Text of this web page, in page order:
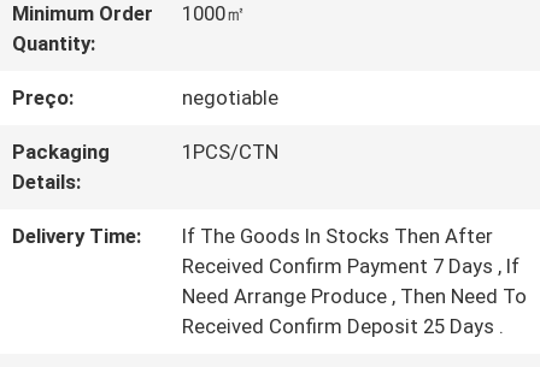
À
FÁBRICA
CONTROLE
DE
Minimum Order
Quantity:
1000㎡
Preço: negotiable
Packaging
Details:
1PCS/CTN
Delivery Time:
If The Goods In Stocks Then After
Received Confirm Payment 7 Days , If
Need Arrange Produce , Then Need To
Received Confirm Deposit 25 Days .